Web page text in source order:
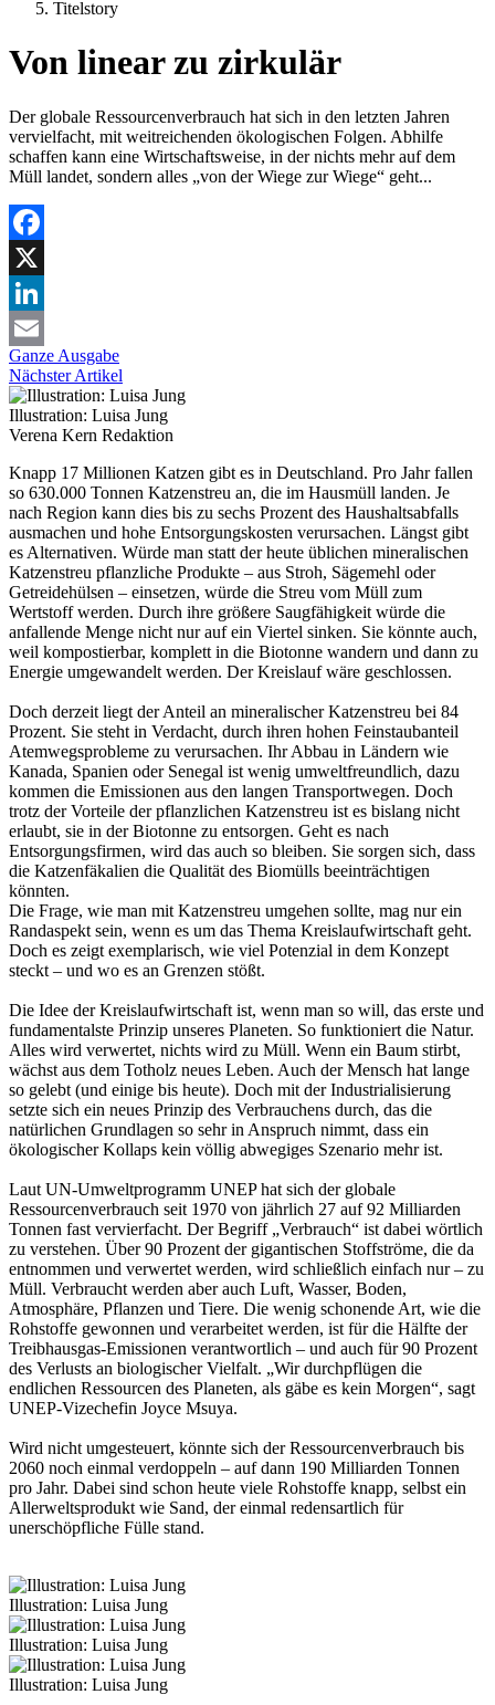
Titelstory
Von linear zu zirkulär
Der globale Ressourcenverbrauch hat sich in den letzten Jahren
vervielfacht, mit weitreichenden ökologischen Folgen. Abhilfe
schaffen kann eine Wirtschaftsweise, in der nichts mehr auf dem
Müll landet, sondern alles „von der Wiege zur Wiege“ geht...
Facebook
X
LinkedIn
Email
Ganze Ausgabe
Nächster Artikel
Illustration: Luisa Jung
Verena Kern Redaktion
Knapp 17 Millionen Katzen gibt es in Deutschland. Pro Jahr fallen
so 630.000 Tonnen Katzenstreu an, die im Hausmüll landen. Je
nach Region kann dies bis zu sechs Prozent des Haushaltsabfalls
ausmachen und hohe Entsorgungskosten verursachen. Längst gibt
es Alternativen. Würde man statt der heute üblichen mineralischen
Katzenstreu pflanzliche Produkte – aus Stroh, Sägemehl oder
Getreidehülsen – einsetzen, würde die Streu vom Müll zum
Wertstoff werden. Durch ihre größere Saugfähigkeit würde die
anfallende Menge nicht nur auf ein Viertel sinken. Sie könnte auch,
weil kompostierbar, komplett in die Biotonne wandern und dann zu
Energie umgewandelt werden. Der Kreislauf wäre geschlossen.
Doch derzeit liegt der Anteil an mineralischer Katzenstreu bei 84
Prozent. Sie steht in Verdacht, durch ihren hohen Feinstaubanteil
Atemwegsprobleme zu verursachen. Ihr Abbau in Ländern wie
Kanada, Spanien oder Senegal ist wenig umweltfreundlich, dazu
kommen die Emissionen aus den langen Transportwegen. Doch
trotz der Vorteile der pflanzlichen Katzenstreu ist es bislang nicht
erlaubt, sie in der Biotonne zu entsorgen. Geht es nach
Entsorgungsfirmen, wird das auch so bleiben. Sie sorgen sich, dass
die Katzenfäkalien die Qualität des Biomülls beeinträchtigen
könnten.
Die Frage, wie man mit Katzenstreu umgehen sollte, mag nur ein
Randaspekt sein, wenn es um das Thema Kreislaufwirtschaft geht.
Doch es zeigt exemplarisch, wie viel Potenzial in dem Konzept
steckt – und wo es an Grenzen stößt.
Die Idee der Kreislaufwirtschaft ist, wenn man so will, das erste und
fundamentalste Prinzip unseres Planeten. So funktioniert die Natur.
Alles wird verwertet, nichts wird zu Müll. Wenn ein Baum stirbt,
wächst aus dem Totholz neues Leben. Auch der Mensch hat lange
so gelebt (und einige bis heute). Doch mit der Industrialisierung
setzte sich ein neues Prinzip des Verbrauchens durch, das die
natürlichen Grundlagen so sehr in Anspruch nimmt, dass ein
ökologischer Kollaps kein völlig abwegiges Szenario mehr ist.
Laut UN-Umweltprogramm UNEP hat sich der globale
Ressourcenverbrauch seit 1970 von jährlich 27 auf 92 Milliarden
Tonnen fast vervierfacht. Der Begriff „Verbrauch“ ist dabei wörtlich
zu verstehen. Über 90 Prozent der gigantischen Stoffströme, die da
entnommen und verwertet werden, wird schließlich einfach nur – zu
Müll. Verbraucht werden aber auch Luft, Wasser, Boden,
Atmosphäre, Pflanzen und Tiere. Die wenig schonende Art, wie die
Rohstoffe gewonnen und verarbeitet werden, ist für die Hälfte der
Treibhausgas-Emissionen verantwortlich – und auch für 90 Prozent
des Verlusts an biologischer Vielfalt. „Wir durchpflügen die
endlichen Ressourcen des Planeten, als gäbe es kein Morgen“, sagt
UNEP-Vizechefin Joyce Msuya.
Wird nicht umgesteuert, könnte sich der Ressourcenverbrauch bis
2060 noch einmal verdoppeln – auf dann 190 Milliarden Tonnen
pro Jahr. Dabei sind schon heute viele Rohstoffe knapp, selbst ein
Allerweltsprodukt wie Sand, der einmal redensartlich für
unerschöpfliche Fülle stand.
Illustration: Luisa Jung
Illustration: Luisa Jung
Illustration: Luisa Jung